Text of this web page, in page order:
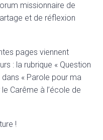
missionnaire de
et de réflexion
pages viennent
: la rubrique « Question
« Parole pour ma
Carême à l’école de
!